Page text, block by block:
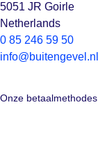
5051 JR Goirle
Netherlands
0 85 246 59 50
info@buitengevel.nl
Onze betaalmethodes